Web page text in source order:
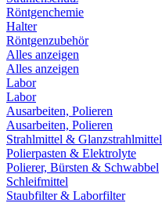
Röntgenchemie
Halter
Röntgenzubehör
Alles anzeigen
Alles anzeigen
Labor
Labor
Ausarbeiten, Polieren
Ausarbeiten, Polieren
Strahlmittel & Glanzstrahlmittel
Polierpasten & Elektrolyte
Polierer, Bürsten & Schwabbel
Schleifmittel
Staubfilter & Laborfilter